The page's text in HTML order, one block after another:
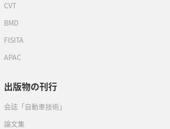
CVT
BMD
FISITA
APAC
出版物の刊行
会誌「自動車技術」
論文集